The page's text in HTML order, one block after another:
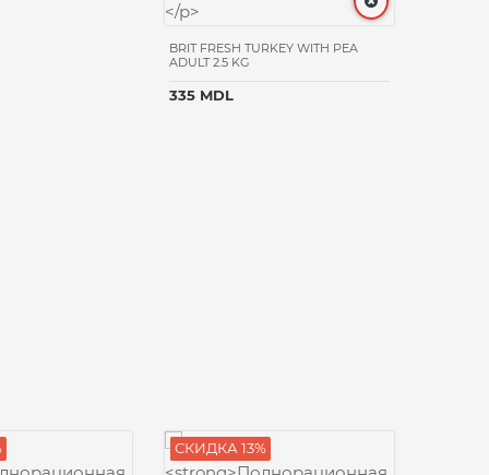
BRIT FRESH TURKEY WITH PEA
ADULT 2.5 KG
335 MDL
СКИДКА 13%